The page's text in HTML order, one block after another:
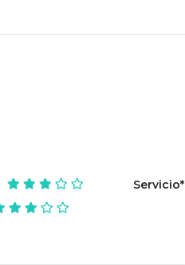
Servicio*